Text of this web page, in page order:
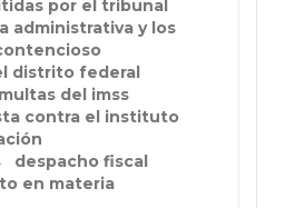
por el tribunal
administrativa y los
distrito federal
del imss
contra el instituto
despacho fiscal
en materia